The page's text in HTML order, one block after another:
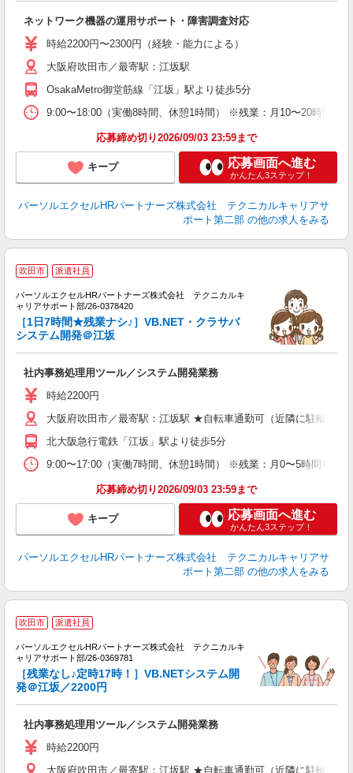
ネットワーク機器の運用サポート・障害調査対応
時給2200円〜2300円（経験・能力による）
大阪府吹田市／最寄駅：江坂駅
OsakaMetro御堂筋線「江坂」駅より徒歩5分
9:00〜18:00（実働8時間、休憩1時間） ※残業：月10〜20時間程
応募締め切り2026/09/03 23:59まで
キープ 応募画面へ進む
かんたん3ステップ！
パーソルエクセルHRパートナーズ株式会社 テクニカルキャリアサ
ポート第二部 の他の求人をみる
吹田市 派遣社員
パーソルエクセルHRパートナーズ株式会社 テクニカルキ
ャリアサポート部/26-0378420
［1日7時間★残業ナシ♪］VB.NET・クラサバ
システム開発＠江坂
社内事務処理用ツール／システム開発業務
時給2200円
大阪府吹田市／最寄駅：江坂駅 ★自転車通勤可（近隣に駐輪場あ
北大阪急行電鉄「江坂」駅より徒歩5分
9:00〜17:00（実働7時間、休憩1時間） ※残業：月0〜5時間程度
応募締め切り2026/09/03 23:59まで
キープ 応募画面へ進む
かんたん3ステップ！
パーソルエクセルHRパートナーズ株式会社 テクニカルキャリアサ
ポート第二部 の他の求人をみる
吹田市 派遣社員
パーソルエクセルHRパートナーズ株式会社 テクニカルキ
ャリアサポート部/26-0369781
［残業なし♪定時17時！］VB.NETシステム開
発＠江坂／2200円
社内事務処理用ツール／システム開発業務
時給2200円
大阪府吹田市／最寄駅：江坂駅 ★自転車通勤可（近隣に駐輪場あ